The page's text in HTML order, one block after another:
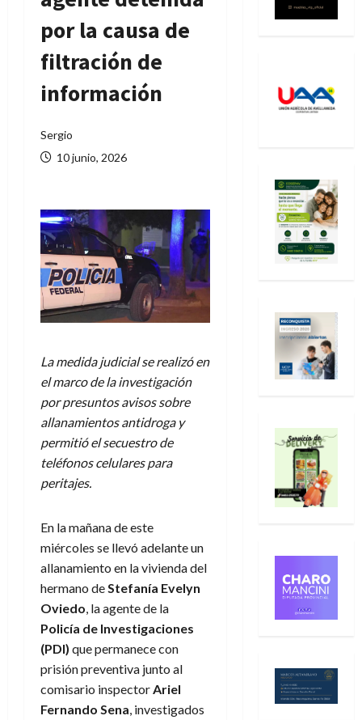
por la causa de
filtración de
información
Sergio
10 junio, 2026
La medida judicial se realizó en
el marco de la investigación
por presuntos avisos sobre
allanamientos antidroga y
permitió el secuestro de
teléfonos celulares para
peritajes.
En la mañana de este
miércoles se llevó adelante un
allanamiento en la vivienda del
hermano de Stefanía Evelyn
Oviedo , la agente de la
Policía de Investigaciones
(PDI) que permanece con
prisión preventiva junto al
comisario inspector Ariel
Fernando Sena , investigados